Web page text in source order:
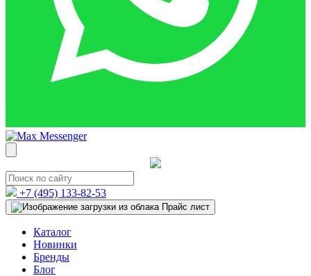
+7 (495) 133-82-53
Прайс лист
Каталог
Новинки
Бренды
Блог